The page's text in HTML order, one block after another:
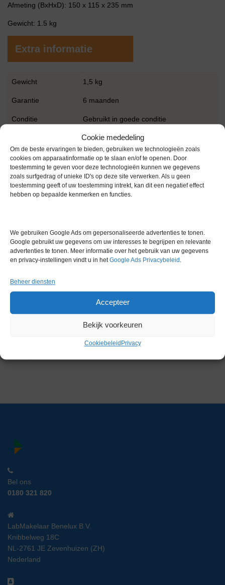
Cookie mededeling
Om de beste ervaringen te bieden, gebruiken we technologieën zoals
cookies om apparaatinformatie op te slaan en/of te openen. Door
toestemming te geven voor deze technologieën kunnen we gegevens
zoals surfgedrag of unieke ID's op deze site verwerken. Als u geen
toestemming geeft of uw toestemming intrekt, kan dit een negatief effect
hebben op bepaalde kenmerken en functies.
We gebruiken Google Ads om gepersonaliseerde advertenties te tonen.
Google gebruikt uw gegevens om uw interesses te begrijpen en relevante
advertenties te tonen. Meer informatie over het gebruik van uw gegevens
en privacy-instellingen vindt u in hetGoogle Ads Privacybeleid .
Beheer diensten
Accepteer
Bekijk voorkeuren
Cookiebeleid Privacy
Afmeting (BxHxD): 150 x 115 x 235 mm
Gewicht: 1.5 kg
Extra informatie
Gewicht 1,5 kg
Garantie 6 maanden
Conditie Gebruikt in goede conditie
IKA
Via bemiddeling
H + P Variomag Telemodule C
Bel ons
0180 321 820
LabMakelaar Benelux B.V.
Knibbelweg 18C
NL-2761 JE Zevenhuizen (ZH)
Nederland